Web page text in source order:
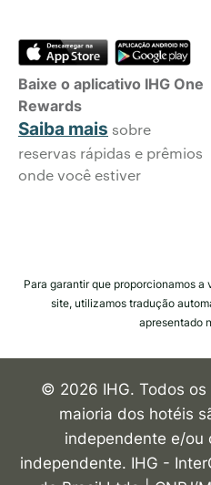
Baixe o aplicativo IHG One
Rewards
Saiba mais sobre
reservas rápidas e prêmios
onde você estiver
Para garantir que proporcionamos
site, utilizamos tradução
apresentado
© 2026 IHG. Todos
maioria dos hotéis
independente e/ou
independente. IHG -